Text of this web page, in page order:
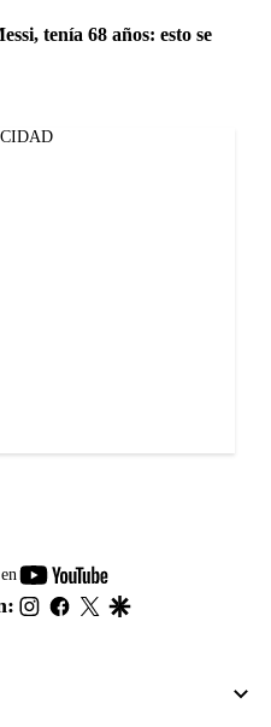
tenía 68 años: esto se
youtube-
footer
instagram
facebook
twitter